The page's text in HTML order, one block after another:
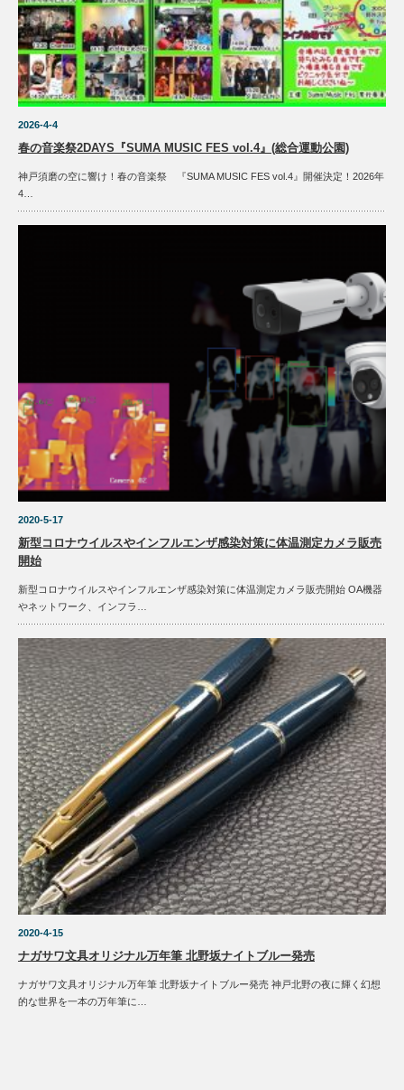
2026-4-4
春の音楽祭2DAYS『SUMA MUSIC FES vol.4』(総合運動公園)
神戸須磨の空に響け！春の音楽祭 『SUMA MUSIC FES vol.4』開催決定！2026年
4…
2020-5-17
新型コロナウイルスやインフルエンザ感染対策に体温測定カメラ販売
開始
新型コロナウイルスやインフルエンザ感染対策に体温測定カメラ販売開始 OA機器
やネットワーク、インフラ…
2020-4-15
ナガサワ文具オリジナル万年筆 北野坂ナイトブルー発売
ナガサワ文具オリジナル万年筆 北野坂ナイトブルー発売 神戸北野の夜に輝く幻想
的な世界を一本の万年筆に…